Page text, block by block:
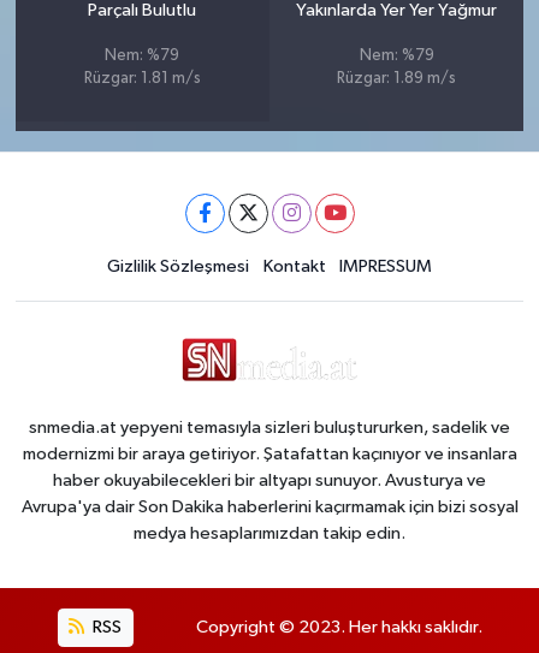
Parçalı Bulutlu
Nem: %79
Rüzgar: 1.81 m/s
Yakınlarda Yer Yer Yağmur
Nem: %79
Rüzgar: 1.89 m/s
Gizlilik Sözleşmesi Kontakt IMPRESSUM
snmedia.at yepyeni temasıyla sizleri buluştururken, sadelik ve
modernizmi bir araya getiriyor. Şatafattan kaçınıyor ve insanlara
haber okuyabilecekleri bir altyapı sunuyor. Avusturya ve
Avrupa'ya dair Son Dakika haberlerini kaçırmamak için bizi sosyal
medya hesaplarımızdan takip edin.
RSS Copyright © 2023. Her hakkı saklıdır.